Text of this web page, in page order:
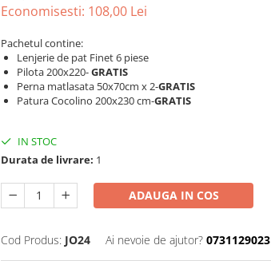
Economisesti: 108,00 Lei
Pachetul contine:
Lenjerie de pat Finet 6 piese
Pilota 200x220-GRATIS
Perna matlasata 50x70cm x 2-GRATIS
Patura Cocolino 200x230 cm-GRATIS
IN STOC
Durata de livrare: 1
ADAUGA IN COS
Cod Produs: JO24 Ai nevoie de ajutor? 0731129023